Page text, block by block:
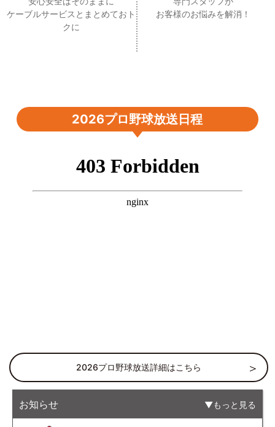
ケーブルサービスとまとめておト
クに
お客様のお悩みを解消！
2026プロ野球放送日程
2026プロ野球放送詳細はこちら
お知らせ もっと見る